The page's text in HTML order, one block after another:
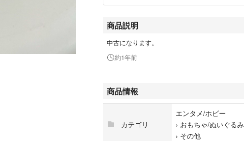
商品説明
中古になります。
約1年前
商品情報
カテゴリ
エンタメ/ホビー
› おもちゃ/ぬいぐるみ
› その他